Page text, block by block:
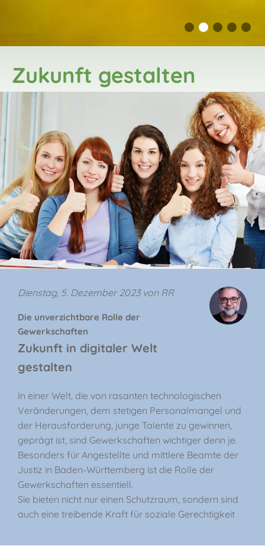
Zukunft gestalten
Dienstag, 5. Dezember 2023 von RR
Die unverzichtbare Rolle der
Gewerkschaften
Zukunft in digitaler Welt
gestalten
In einer Welt, die von rasanten technologischen
Veränderungen, dem stetigen Personalmangel und
der Herausforderung, junge Talente zu gewinnen,
geprägt ist, sind Gewerkschaften wichtiger denn je.
Besonders für Angestellte und mittlere Beamte der
Justiz in Baden-Württemberg ist die Rolle der
Gewerkschaften essentiell.
Sie bieten nicht nur einen Schutzraum, sondern sind
auch eine treibende Kraft für soziale Gerechtigkeit